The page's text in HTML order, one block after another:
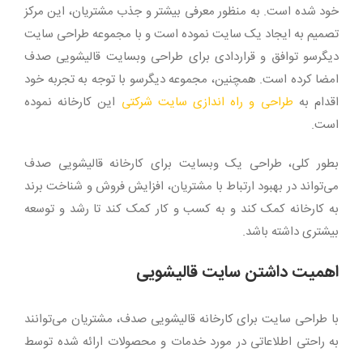
خود شده است. به منظور معرفی بیشتر و جذب مشتریان، این مرکز
تصمیم به ایجاد یک سایت نموده است و با مجموعه طراحی سایت
دیگرسو توافق و قراردادی برای طراحی وبسایت قالیشویی صدف
امضا کرده است. همچنین، مجموعه دیگرسو با توجه به تجربه خود
اقدام به طراحی و راه اندازی سایت شرکتی این کارخانه نموده
است.
بطور کلی، طراحی یک وبسایت برای کارخانه قالیشویی صدف
می‌تواند در بهبود ارتباط با مشتریان، افزایش فروش و شناخت برند
به کارخانه کمک کند و به کسب و کار کمک کند تا رشد و توسعه
بیشتری داشته باشد.
اهمیت داشتن سایت قالیشویی
با طراحی سایت برای کارخانه قالیشویی صدف، مشتریان می‌توانند
به راحتی اطلاعاتی در مورد خدمات و محصولات ارائه شده توسط